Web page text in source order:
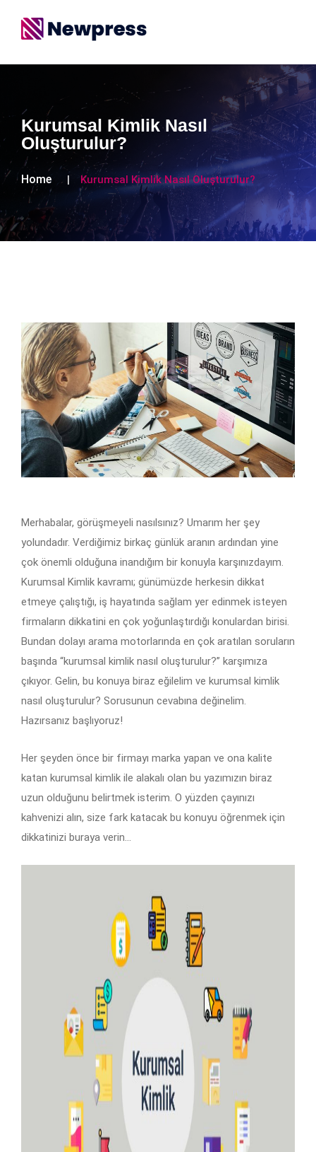
Kurumsal Kimlik Nasıl
Oluşturulur?
Home Kurumsal Kimlik Nasıl Oluşturulur?
Merhabalar, görüşmeyeli nasılsınız? Umarım her şey
yolundadır. Verdiğimiz birkaç günlük aranın ardından yine
çok önemli olduğuna inandığım bir konuyla karşınızdayım.
Kurumsal Kimlik kavramı; günümüzde herkesin dikkat
etmeye çalıştığı, iş hayatında sağlam yer edinmek isteyen
firmaların dikkatini en çok yoğunlaştırdığı konulardan birisi.
Bundan dolayı arama motorlarında en çok aratılan soruların
başında “kurumsal kimlik nasıl oluşturulur?” karşımıza
çıkıyor. Gelin, bu konuya biraz eğilelim ve kurumsal kimlik
nasıl oluşturulur? Sorusunun cevabına değinelim.
Hazırsanız başlıyoruz!
Her şeyden önce bir firmayı marka yapan ve ona kalite
katan kurumsal kimlik ile alakalı olan bu yazımızın biraz
uzun olduğunu belirtmek isterim. O yüzden çayınızı
kahvenizi alın, size fark katacak bu konuyu öğrenmek için
dikkatinizi buraya verin…